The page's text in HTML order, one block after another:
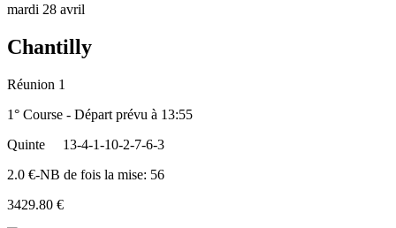
mardi 28 avril
Chantilly
Réunion 1
1° Course - Départ prévu à 13:55
Quinte
13-4-1-10-2-7-6-3
2.0 €-NB de fois la mise: 56
3429.80 €